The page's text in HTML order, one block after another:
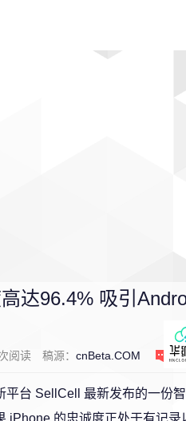
达96.4% 吸引
阅读 稿源： cnBeta.COM 0
平台 SellCell 最新发布的一份
iPhone 的忠诚度正处于有记录